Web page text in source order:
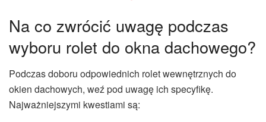
Na co zwrócić uwagę podczas
wyboru rolet do okna dachowego?
Podczas doboru odpowiednich rolet wewnętrznych do
okien dachowych, weź pod uwagę ich specyfikę.
Najważniejszymi kwestiami są: